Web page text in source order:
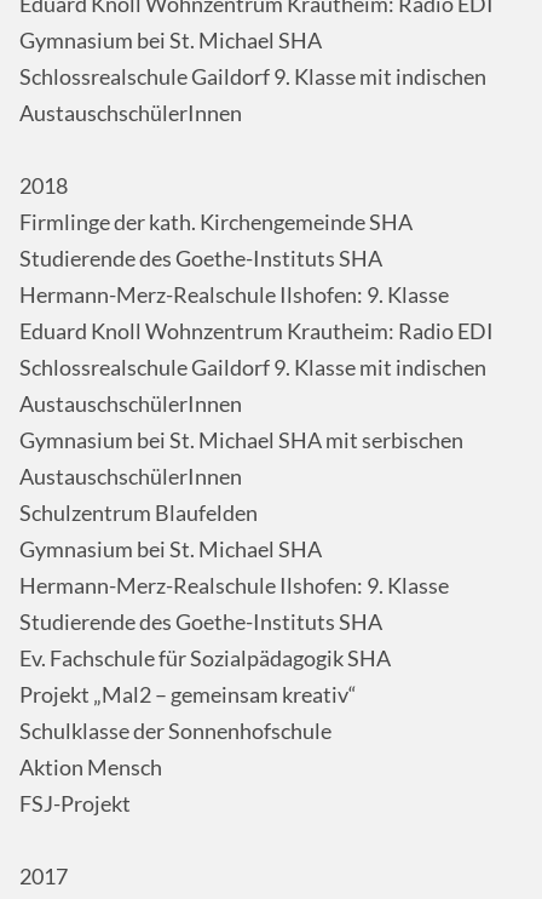
Gymnasium bei St. Michael SHA
Schlossrealschule Gaildorf 9. Klasse mit indischen
AustauschschülerInnen
2018
Firmlinge der kath. Kirchengemeinde SHA
Studierende des Goethe-Instituts SHA
Hermann-Merz-Realschule Ilshofen: 9. Klasse
Eduard Knoll Wohnzentrum Krautheim: Radio EDI
Schlossrealschule Gaildorf 9. Klasse mit indischen
AustauschschülerInnen
Gymnasium bei St. Michael SHA mit serbischen
AustauschschülerInnen
Schulzentrum Blaufelden
Gymnasium bei St. Michael SHA
Hermann-Merz-Realschule Ilshofen: 9. Klasse
Studierende des Goethe-Instituts SHA
Ev. Fachschule für Sozialpädagogik SHA
Projekt „Mal2 – gemeinsam kreativ“
Schulklasse der Sonnenhofschule
Aktion Mensch
FSJ-Projekt
2017